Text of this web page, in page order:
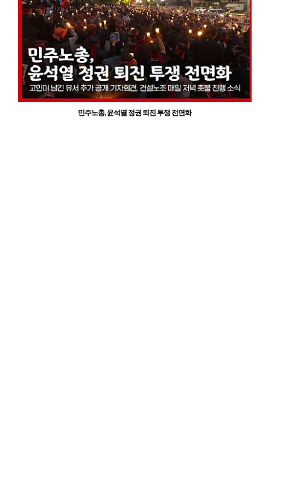
민주노총, 윤석열 정권 퇴진 투쟁 전면화